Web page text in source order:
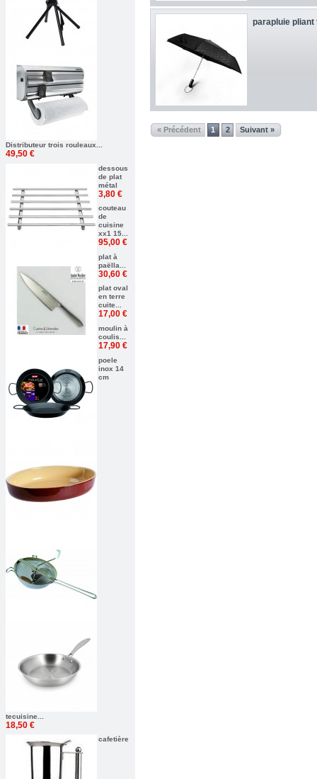
Distributeur trois rouleaux...
49,50 €
dessous
de plat
métal
3,80 €
couteau
de
cuisine
xx1 15...
95,00 €
plat à
paëlla...
30,60 €
plat oval
en terre
cuite...
17,00 €
moulin à
coulis...
17,90 €
poele
inox 14
cm
tecuisine...
18,50 €
cafetière
parapluie pliant
« Précédent 1 2 Suivant »